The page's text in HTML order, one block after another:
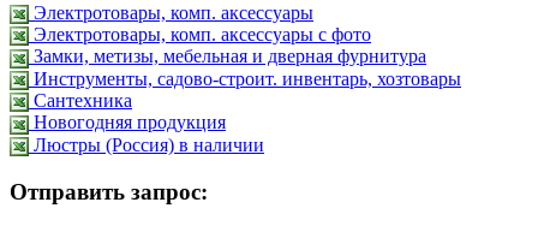
Электротовары, комп. аксессуары
Электротовары, комп. аксессуары с фото
Замки, метизы, мебельная и дверная фурнитура
Инструменты, садово-строит. инвентарь, хозтовары
Сантехника
Новогодняя продукция
Люстры (Россия) в наличии
Отправить запрос: